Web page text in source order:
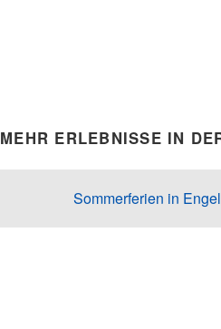
MEHR ERLEBNISSE IN
Sommerferien in